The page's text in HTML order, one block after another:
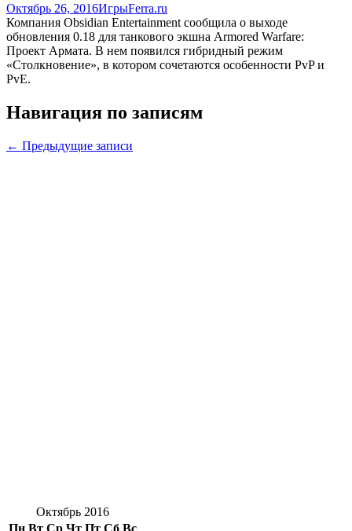
Октябрь 26, 2016ИгрыFerra.ru
Компания Obsidian Entertainment сообщила о выходе
обновления 0.18 для танкового экшна Armored Warfare:
Проект Армата. В нем появился гибридный режим
«Столкновение», в котором сочетаются особенности PvP и
PvE.
Навигация по записям
← Предыдущие записи
Октябрь 2016
Пн Вт Ср Чт Пт Сб Вс